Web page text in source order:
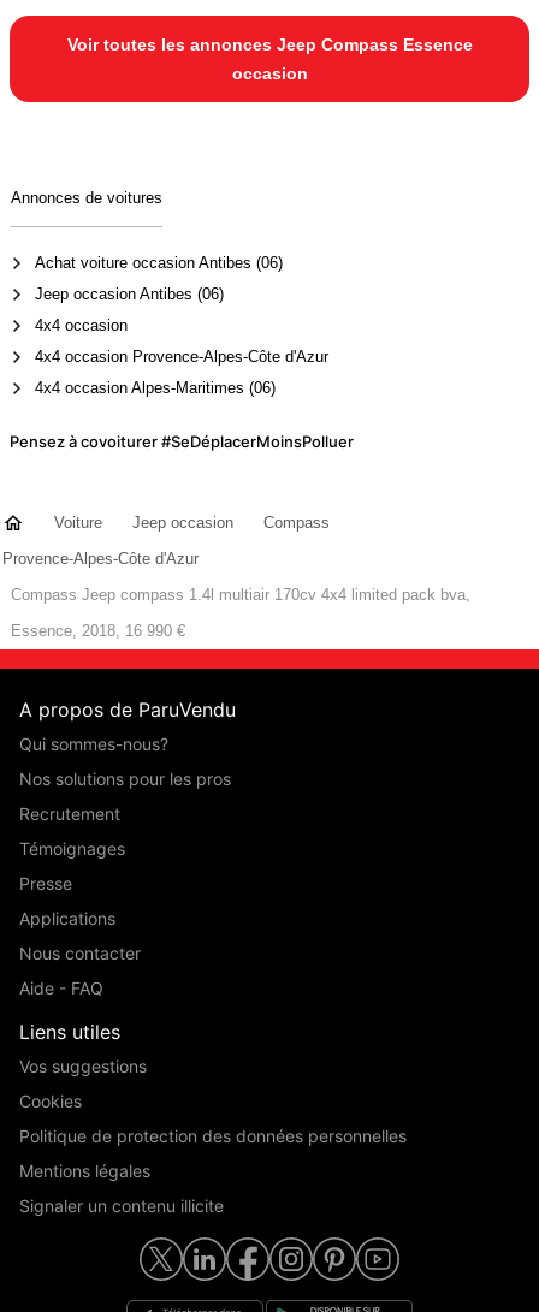
Voir toutes les annonces Jeep Compass Essence
occasion
Annonces de voitures
Achat voiture occasion Antibes (06)
Jeep occasion Antibes (06)
4x4 occasion
4x4 occasion Provence-Alpes-Côte d'Azur
4x4 occasion Alpes-Maritimes (06)
Pensez à covoiturer #SeDéplacerMoinsPolluer
Voiture Jeep occasion
Compass
Provence-Alpes-Côte d'Azur
Compass Jeep compass 1.4l multiair 170cv 4x4 limited pack bva,
Essence, 2018, 16 990 €
A propos de ParuVendu
Qui sommes-nous?
Nos solutions pour les pros
Recrutement
Témoignages
Presse
Applications
Nous contacter
Aide - FAQ
Liens utiles
Vos suggestions
Cookies
Politique de protection des données personnelles
Mentions légales
Signaler un contenu illicite